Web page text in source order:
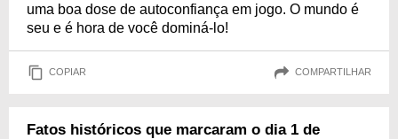
uma boa dose de autoconfiança em jogo. O mundo é
seu e é hora de você dominá-lo!
COPIAR COMPARTILHAR
Fatos históricos que marcaram o dia 1 de